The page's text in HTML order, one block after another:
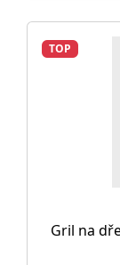
TOP
Gril na